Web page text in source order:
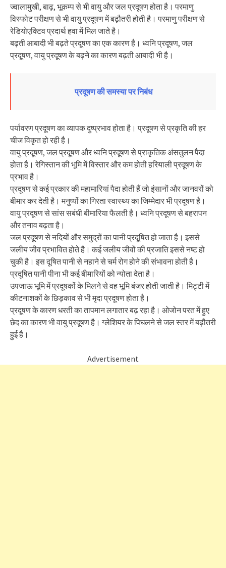
ज्वालामुखी, बाढ़, भूकम्प से भी वायु और जल प्रदूषण होता है। परमाणु
विस्फोट परीक्षण से भी वायु प्रदूषण में बढ़ौतरी होती है। परमाणु परीक्षण से
रेडियोएक्टिव प्रदार्थ हवा में मिल जाते है।
बढ़ती आबादी भी बढ़ते प्रदूषण का एक कारण है। ध्वनि प्रदूषण, जल
प्रदूषण, वायु प्रदूषण के बढ़ने का कारण बढ़ती आबादी भी है।
प्रदूषण की समस्या पर निबंध
पर्यावरण प्रदूषण का व्यापक दुष्प्रभाव होता है। प्रदूषण से प्रकृति की हर
चीज विकृत हो रही है।
वायु प्रदूषण, जल प्रदूषण और ध्वनि प्रदूषण से प्राकृतिक अंसतुलन पैदा
होता है। रेगिस्तान की भूमि में विस्तार और कम होती हरियाली प्रदूषण के
प्रभाव है।
प्रदूषण से कई प्रकार की महामारियां पैदा होती हैं जो इंसानों और जानवरों को
बीमार कर देती है। मनुष्यों का गिरता स्वास्थ्य का जिम्मेदार भी प्रदूषण है।
वायु प्रदूषण से सांस सबंधी बीमारिया फैलती है। ध्वनि प्रदूषण से बहरापन
और तनाव बढ़ता है।
जल प्रदूषण से नदियों और समुद्रों का पानी प्रदूषित हो जाता है। इससे
जलीय जीव प्रभावित होते है। कई जलीय जीवों की प्रजाति इससे नष्ट हो
चुकी है। इस दूषित पानी से नहाने से चर्म रोग होने की संभावना होती है।
प्रदूषित पानी पीना भी कई बीमारियों को न्योता देता है।
उपजाऊ भूमि में प्रदूषकों के मिलने से वह भूमि बंजर होती जाती है। मिट्टी में
कीटनाशकों के छिड़काव से भी मृदा प्रदूषण होता है।
प्रदूषण के कारण धरती का तापमान लगातार बढ़ रहा है। ओजोन परत में हुए
छेद का कारण भी वायु प्रदूषण है। ग्लेशियर के पिघलने से जल स्तर में बढ़ौतरी
हुई है।
Advertisement